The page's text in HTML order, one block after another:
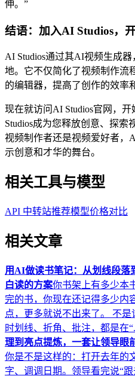
伸。”
结语：加入AI Studios，
AI Studios通过其AI视频生成
地。它不仅简化了视频制作流
的编辑器，提高了创作的效率
现在就访问AI Studios官网，
Studios成为您释放创意、探索
视频制作者还是视频爱好者，
示创意和才华的舞台。
相关工具与模型
API 中转站推荐模型价格对比
相关文章
用AI做读书笔记：从划线段落
白读的方案你书架上有多少本
完的书，你现在还记得多少内
点，更多就说不出来了。 不
时划线、折角、批注，都是在
理到亮点提炼，一套让领导眼
你是不是这样的：打开去年的
字、调调日期。领导看完说“